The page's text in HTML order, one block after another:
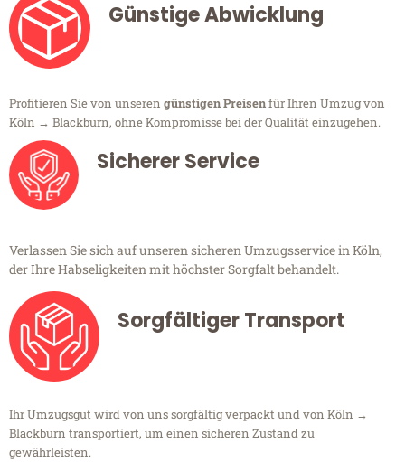
Günstige Abwicklung
Profitieren Sie von unseren günstigen Preisenfür Ihren Umzug von
Köln → Blackburn, ohne Kompromisse bei der Qualität einzugehen.
Sicherer Service
Verlassen Sie sich auf unseren sicheren Umzugsservice in Köln,
der Ihre Habseligkeiten mit höchster Sorgfalt behandelt.
Sorgfältiger Transport
Ihr Umzugsgut wird von uns sorgfältig verpackt und von Köln →
Blackburn transportiert, um einen sicheren Zustand zu
gewährleisten.